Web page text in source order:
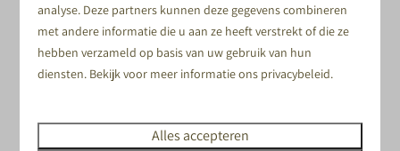
ZO WERKT HET
Kies je accommodatie op Recreatiepark De Boshoek
Voeg ontbijt toe tijdens het boeken, of boek ontbijt
Kom ’s ochtends langs en schuif aan
analyse. Deze partners kunnen deze gegevens combineren
met andere informatie die u aan ze heeft verstrekt of die ze
hebben verzameld op basis van uw gebruik van hun
diensten. Bekijk voor meer informatie ons privacybeleid.
Alles accepteren